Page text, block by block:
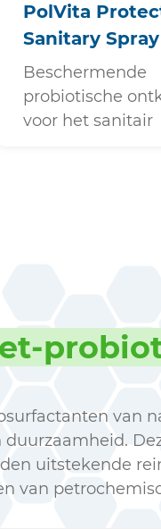
PolVita
Sanitary Spray
Beschermende
probiotische
voor het sanitair
van
duurzaamheid.
uitstekende
van